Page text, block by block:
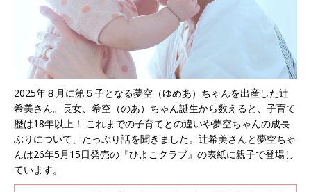
2025年８月に第５子となる夢空（ゆめあ）ちゃんを出産した辻
希美さん。長女、希空（のあ）ちゃん誕生から数えると、子育て
歴は18年以上！ これまでの子育てとの違いや夢空ちゃんの成長
ぶりについて、たっぷり話を聞きました。辻希美さんと夢空ちゃ
んは26年5月15日発売の『ひよこクラブ』の表紙に親子で登場し
ています。